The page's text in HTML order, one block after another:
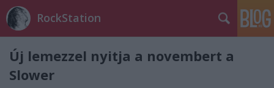
RockStation
Új lemezzel nyitja a novembert a
Slower